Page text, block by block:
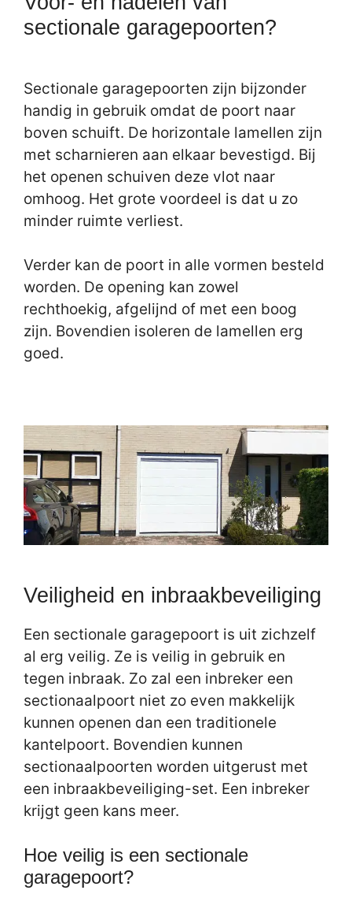
sectionale garagepoorten?
Sectionale garagepoorten zijn bijzonder
handig in gebruik omdat de poort naar
boven schuift. De horizontale lamellen zijn
met scharnieren aan elkaar bevestigd. Bij
het openen schuiven deze vlot naar
omhoog. Het grote voordeel is dat u zo
minder ruimte verliest.
Verder kan de poort in alle vormen besteld
worden. De opening kan zowel
rechthoekig, afgelijnd of met een boog
zijn. Bovendien isoleren de lamellen erg
goed.
Veiligheid en inbraakbeveiliging
Een sectionale garagepoort is uit zichzelf
al erg veilig. Ze is veilig in gebruik en
tegen inbraak. Zo zal een inbreker een
sectionaalpoort niet zo even makkelijk
kunnen openen dan een traditionele
kantelpoort. Bovendien kunnen
sectionaalpoorten worden uitgerust met
een inbraakbeveiliging-set. Een inbreker
krijgt geen kans meer.
Hoe veilig is een sectionale
garagepoort?